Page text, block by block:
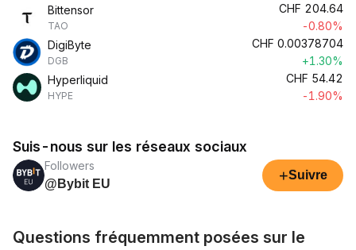
Bittensor
TAO
CHF 204.64
-0.80%
DigiByte
DGB
CHF 0.00378704
+1.30%
Hyperliquid
HYPE
CHF 54.42
-1.90%
Suis-nous sur les réseaux sociaux
Followers
@Bybit EU
+Suivre
Questions fréquemment posées sur le